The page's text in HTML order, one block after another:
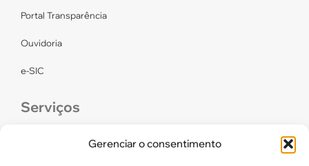
Gerenciar o consentimento
Portal Transparência
Ouvidoria
e-SIC
Serviços